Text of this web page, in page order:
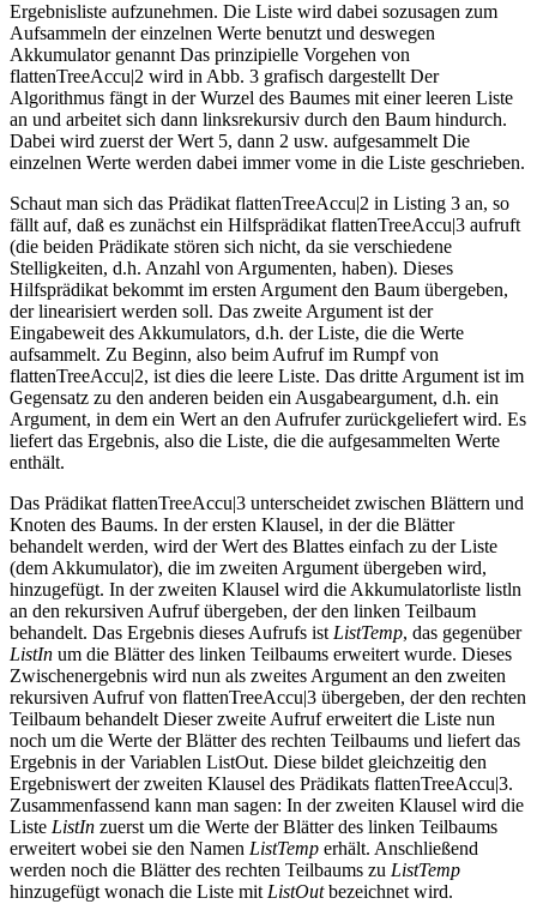
Ergebnisliste aufzunehmen. Die Liste wird dabei sozusagen zum
Aufsammeln der einzelnen Werte benutzt und deswegen
Akkumulator genannt Das prinzipielle Vorgehen von
flattenTreeAccu|2 wird in Abb. 3 grafisch dargestellt Der
Algorithmus fängt in der Wurzel des Baumes mit einer leeren Liste
an und arbeitet sich dann linksrekursiv durch den Baum hindurch.
Dabei wird zuerst der Wert 5, dann 2 usw. aufgesammelt Die
einzelnen Werte werden dabei immer vome in die Liste geschrieben.
Schaut man sich das Prädikat flattenTreeAccu|2 in Listing 3 an, so
fällt auf, daß es zunächst ein Hilfsprädikat flattenTreeAccu|3 aufruft
(die beiden Prädikate stören sich nicht, da sie verschiedene
Stelligkeiten, d.h. Anzahl von Argumenten, haben). Dieses
Hilfsprädikat bekommt im ersten Argument den Baum übergeben,
der linearisiert werden soll. Das zweite Argument ist der
Eingabeweit des Akkumulators, d.h. der Liste, die die Werte
aufsammelt. Zu Beginn, also beim Aufruf im Rumpf von
flattenTreeAccu|2, ist dies die leere Liste. Das dritte Argument ist im
Gegensatz zu den anderen beiden ein Ausgabeargument, d.h. ein
Argument, in dem ein Wert an den Aufrufer zurückgeliefert wird. Es
liefert das Ergebnis, also die Liste, die die aufgesammelten Werte
enthält.
Das Prädikat flattenTreeAccu|3 unterscheidet zwischen Blättern und
Knoten des Baums. In der ersten Klausel, in der die Blätter
behandelt werden, wird der Wert des Blattes einfach zu der Liste
(dem Akkumulator), die im zweiten Argument übergeben wird,
hinzugefügt. In der zweiten Klausel wird die Akkumulatorliste listln
an den rekursiven Aufruf übergeben, der den linken Teilbaum
behandelt. Das Ergebnis dieses Aufrufs ist ListTemp, das gegenüber
ListIn um die Blätter des linken Teilbaums erweitert wurde. Dieses
Zwischenergebnis wird nun als zweites Argument an den zweiten
rekursiven Aufruf von flattenTreeAccu|3 übergeben, der den rechten
Teilbaum behandelt Dieser zweite Aufruf erweitert die Liste nun
noch um die Werte der Blätter des rechten Teilbaums und liefert das
Ergebnis in der Variablen ListOut. Diese bildet gleichzeitig den
Ergebniswert der zweiten Klausel des Prädikats flattenTreeAccu|3.
Zusammenfassend kann man sagen: In der zweiten Klausel wird die
Liste ListIn zuerst um die Werte der Blätter des linken Teilbaums
erweitert wobei sie den Namen ListTemp erhält. Anschließend
werden noch die Blätter des rechten Teilbaums zu ListTemp
hinzugefügt wonach die Liste mit ListOutbezeichnet wird.